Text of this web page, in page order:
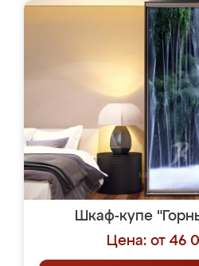
Шкаф-купе
Цена: от 46